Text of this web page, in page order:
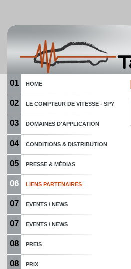
01 HOME
02 LE COMPTEUR DE VITESSE - SPY
03 DOMAINES D'APPLICATION
04 CONDITIONS & DISTRIBUTION
05 PRESSE & MÉDIAS
06 LIENS PARTENAIRES
07 EVENTS / NEWS
07 EVENTS / NEWS
08 PREIS
08 PRIX